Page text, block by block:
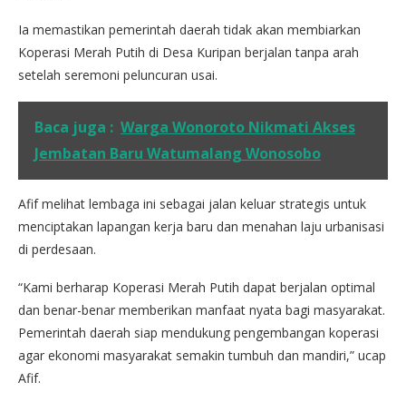
Ia memastikan pemerintah daerah tidak akan membiarkan
Koperasi Merah Putih di Desa Kuripan berjalan tanpa arah
setelah seremoni peluncuran usai.
Baca juga : Warga Wonoroto Nikmati Akses
Jembatan Baru Watumalang Wonosobo
Afif melihat lembaga ini sebagai jalan keluar strategis untuk
menciptakan lapangan kerja baru dan menahan laju urbanisasi
di perdesaan.
“Kami berharap Koperasi Merah Putih dapat berjalan optimal
dan benar-benar memberikan manfaat nyata bagi masyarakat.
Pemerintah daerah siap mendukung pengembangan koperasi
agar ekonomi masyarakat semakin tumbuh dan mandiri,” ucap
Afif.